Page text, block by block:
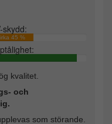
skydd:
45 %
kvalitet.
och
som störande.